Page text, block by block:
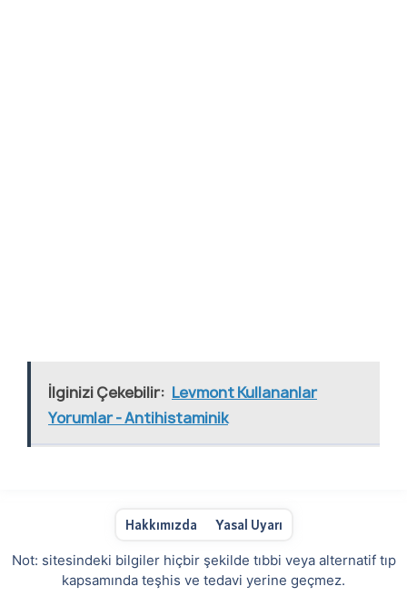
İlginizi Çekebilir: Levmont Kullananlar
Yorumlar - Antihistaminik
Hakkımızda Yasal Uyarı
Not: sitesindeki bilgiler hiçbir şekilde tıbbi veya alternatif tıp
kapsamında teşhis ve tedavi yerine geçmez.